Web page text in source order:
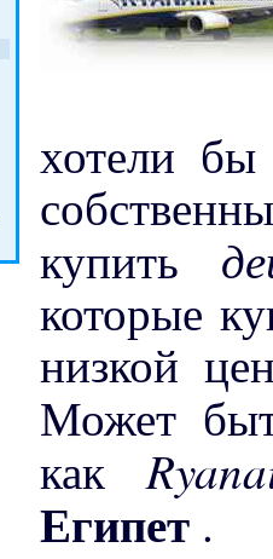
хотели
купить
которые
низкой
Может
как
Египет .